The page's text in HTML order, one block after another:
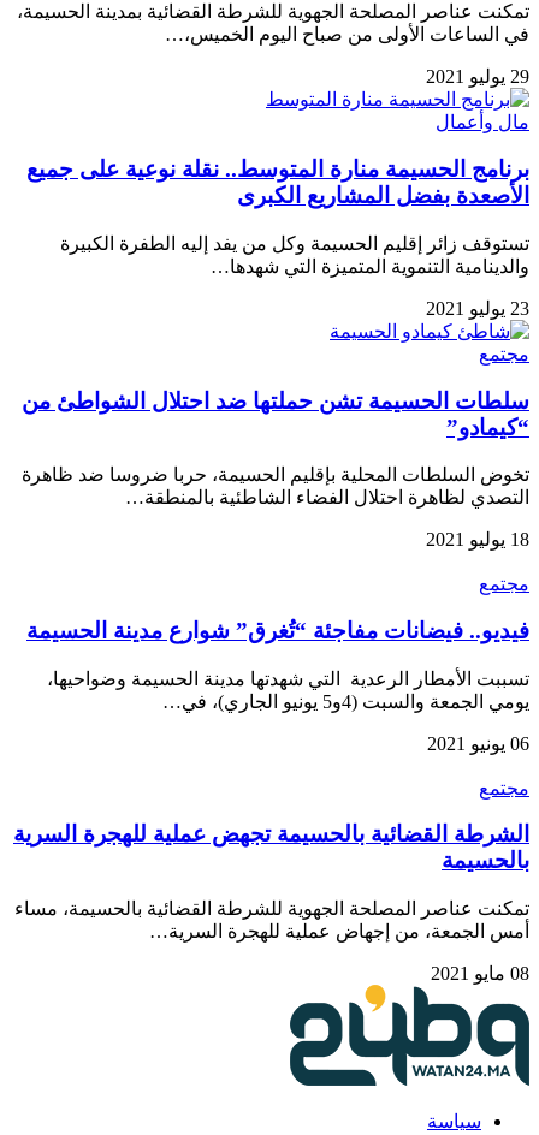
تمكنت عناصر المصلحة الجهوية للشرطة القضائية بمدينة الحسيمة،
في الساعات الأولى من صباح اليوم الخميس،…
29 يوليو 2021
مال وأعمال
برنامج الحسيمة منارة المتوسط.. نقلة نوعية على جميع
الأصعدة بفضل المشاريع الكبرى
تستوقف زائر إقليم الحسيمة وكل من يفد إليه الطفرة الكبيرة
والدينامية التنموية المتميزة التي شهدها…
23 يوليو 2021
مجتمع
سلطات الحسيمة تشن حملتها ضد احتلال الشواطئ من
“كيمادو”
تخوض السلطات المحلية بإقليم الحسيمة، حربا ضروسا ضد ظاهرة
التصدي لظاهرة احتلال الفضاء الشاطئية بالمنطقة…
18 يوليو 2021
مجتمع
فيديو.. فيضانات مفاجئة “تُغرق” شوارع مدينة الحسيمة
تسببت الأمطار الرعدية التي شهدتها مدينة الحسيمة وضواحيها،
يومي الجمعة والسبت (4و5 يونيو الجاري)، في…
06 يونيو 2021
مجتمع
الشرطة القضائية بالحسيمة تجهض عملية للهجرة السرية
بالحسيمة
تمكنت عناصر المصلحة الجهوية للشرطة القضائية بالحسيمة، مساء
أمس الجمعة، من إجهاض عملية للهجرة السرية…
08 مايو 2021
سياسة